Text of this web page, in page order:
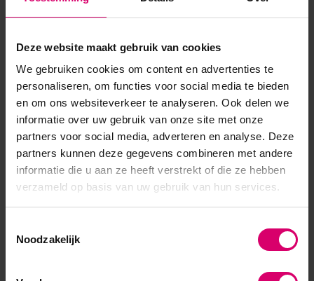
Deze website maakt gebruik van cookies
We gebruiken cookies om content en advertenties te
personaliseren, om functies voor social media te bieden
en om ons websiteverkeer te analyseren. Ook delen we
informatie over uw gebruik van onze site met onze
partners voor social media, adverteren en analyse. Deze
partners kunnen deze gegevens combineren met andere
informatie die u aan ze heeft verstrekt of die ze hebben
verzameld op basis van uw gebruik van hun services.
Noodzakelijk
zelf kiezen of je maar één zijde van de vijl beplakt...
Toon meer